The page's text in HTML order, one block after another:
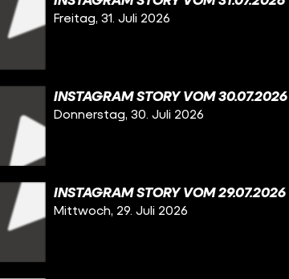
Freitag, 31. Juli 2026
INSTAGRAM STORY VOM 30.07.2026
Donnerstag, 30. Juli 2026
INSTAGRAM STORY VOM 29.07.2026
Mittwoch, 29. Juli 2026